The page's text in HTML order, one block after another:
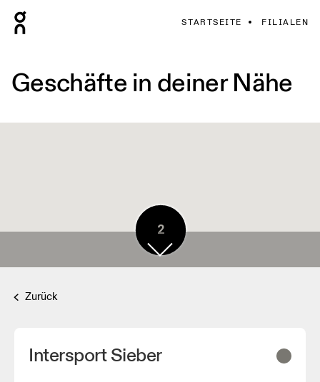
STARTSEITE FILIALEN
Geschäfte in deiner Nähe
2
Zurück
Intersport Sieber